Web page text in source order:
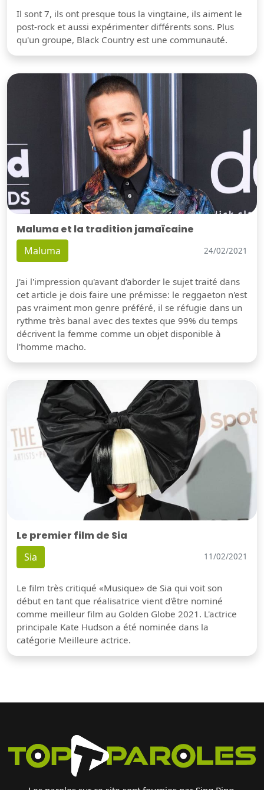
Il sont 7, ils ont presque tous la vingtaine, ils aiment le
post-rock et aussi expérimenter différents sons. Plus
qu'un groupe, Black Country est une communauté.
Maluma et la tradition jamaïcaine
Maluma 24/02/2021
J'ai l'impression qu'avant d'aborder le sujet traité dans
cet article je dois faire une prémisse: le reggaeton n'est
pas vraiment mon genre préféré, il se réfugie dans un
rythme très banal avec des textes que 99% du temps
décrivent la femme comme un objet disponible à
l'homme macho.
Le premier film de Sia
Sia 11/02/2021
Le film très critiqué «Musique» de Sia qui voit son
début en tant que réalisatrice vient d'être nominé
comme meilleur film au Golden Globe 2021. L'actrice
principale Kate Hudson a été nominée dans la
catégorie Meilleure actrice.